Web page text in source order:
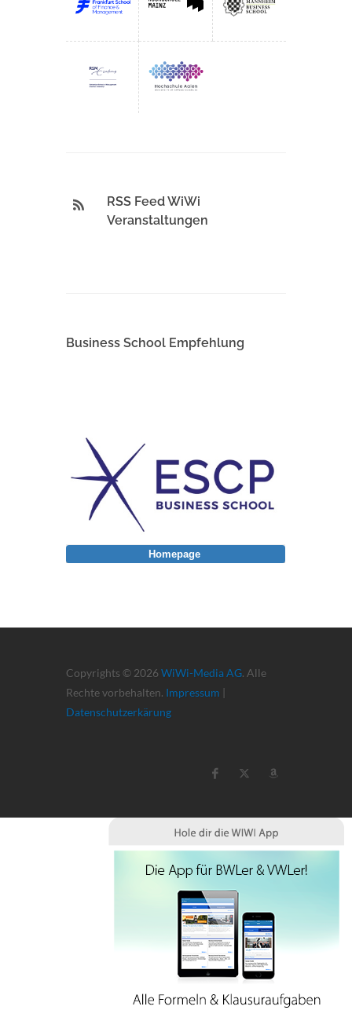
RSS Feed WiWi
Veranstaltungen
Business School Empfehlung
Copyrights © 2026 WiWi-Media AG. Alle
Rechte vorbehalten. Impressum |
Datenschutzerkärung
Homepage